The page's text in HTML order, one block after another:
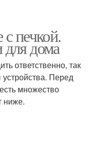
печкой.
дома
ответственно, так
устройства. Перед
множество
ниже.